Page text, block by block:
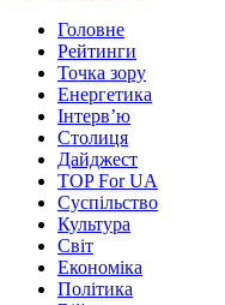
Головне
Рейтинги
Точка зору
Енергетика
Інтерв’ю
Столиця
Дайджест
TOP For UA
Суспiльство
Культура
Світ
Економіка
Політика